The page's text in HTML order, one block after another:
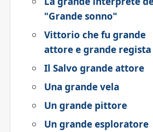
"Grande sonno"
Vittorio che fu grande
attore e grande regista
Il Salvo grande attore
Una grande vela
Un grande pittore
Un grande esploratore